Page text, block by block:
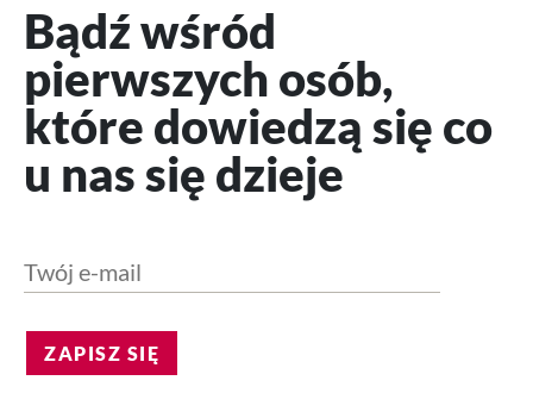
Bądź wśród
pierwszych osób,
które dowiedzą się co
u nas się dzieje
ZAPISZ SIĘ